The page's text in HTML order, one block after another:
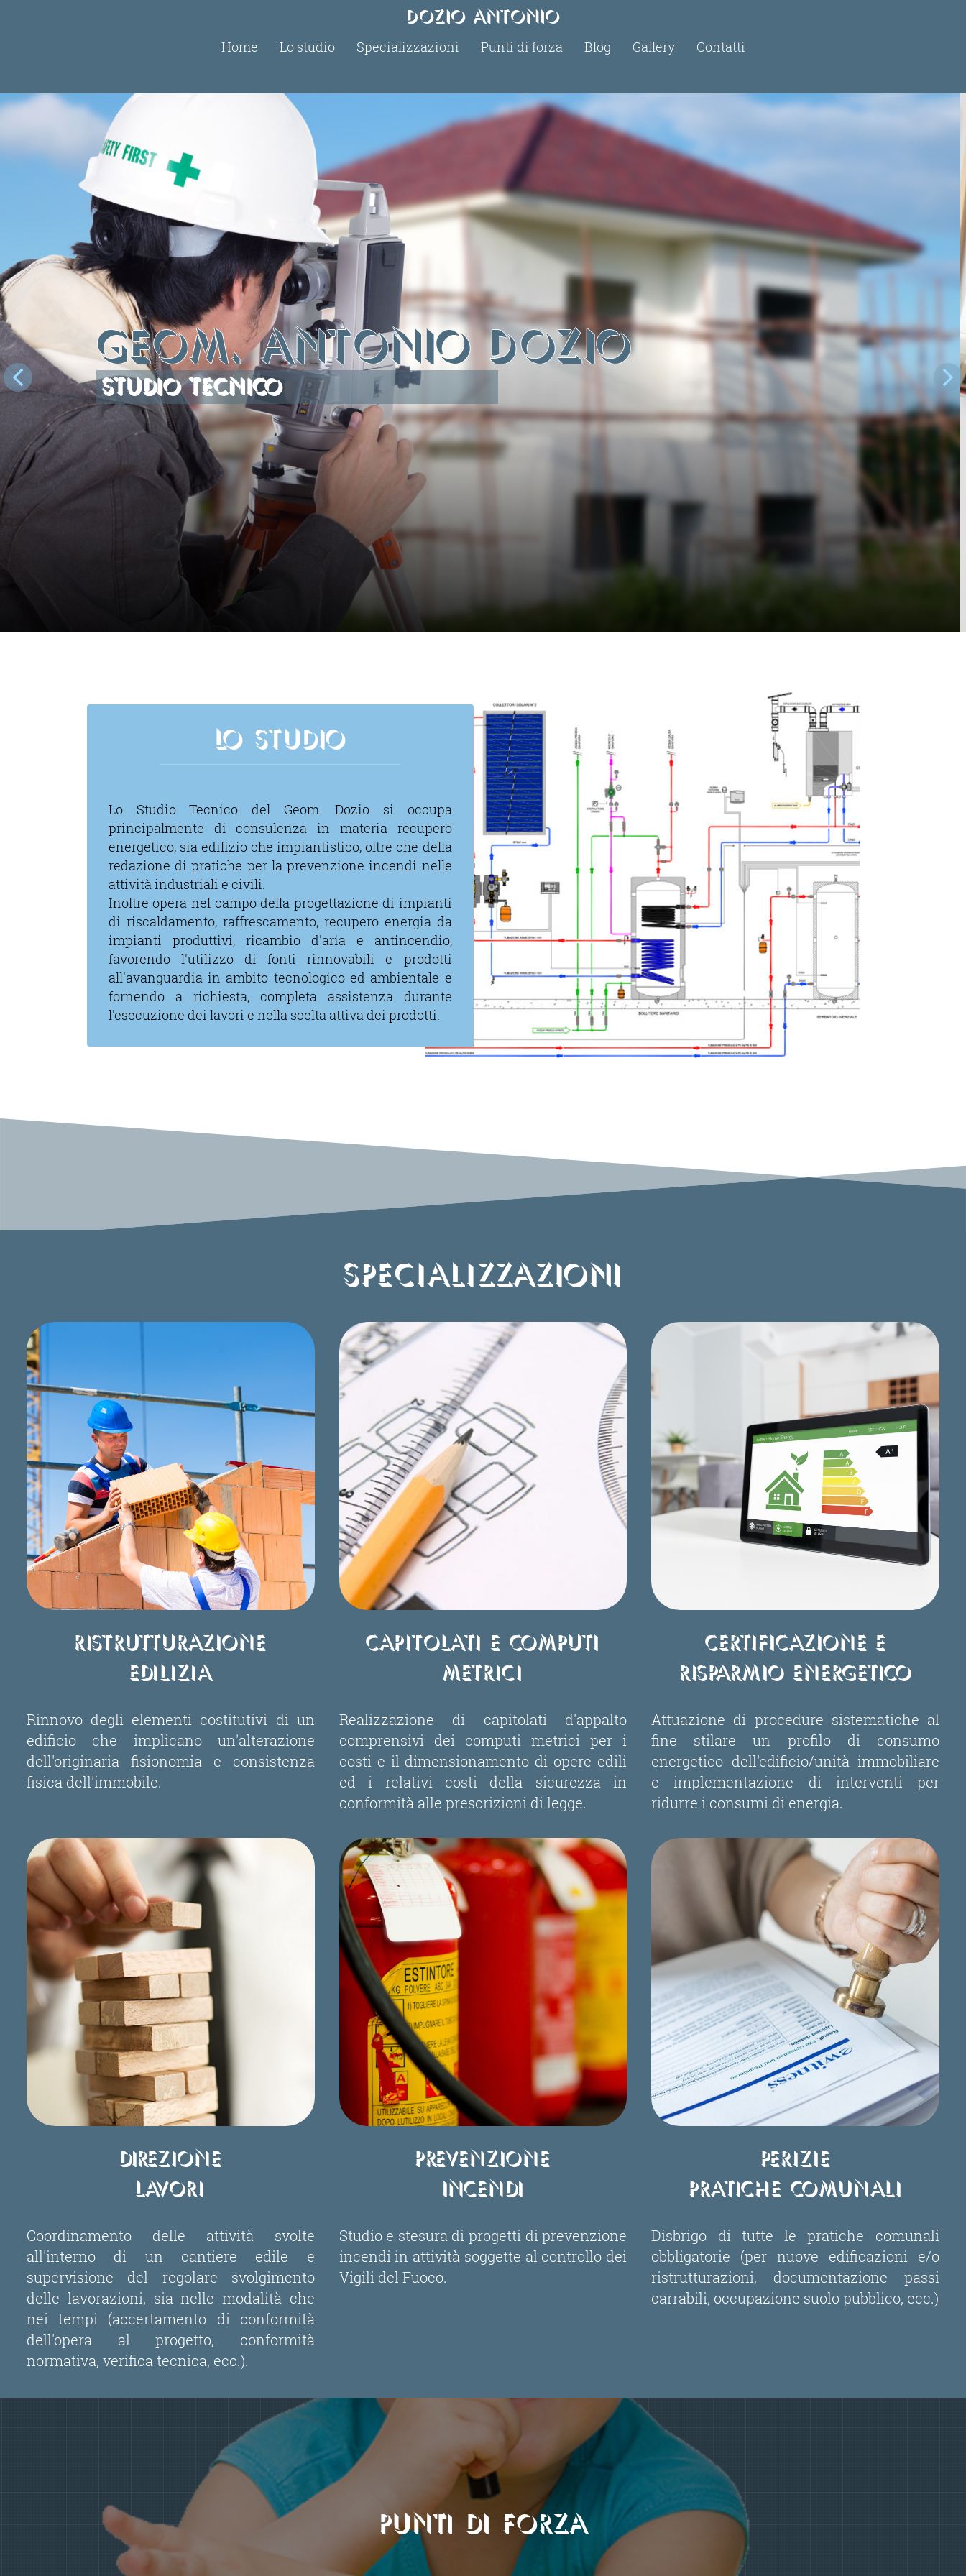
Dozio Antonio
Home Lo studio Specializzazioni Punti di forza Blog Gallery Contatti
GEOM. ANTONIO DOZIO
STUDIO TECNICO
LO STUDIO
Lo Studio Tecnico del Geom. Dozio si occupa
principalmente di consulenza in materia recupero
energetico, sia edilizio che impiantistico, oltre che della
redazione di pratiche per la prevenzione incendi nelle
attività industriali e civili.
Inoltre opera nel campo della progettazione di impianti
di riscaldamento, raffrescamento, recupero energia da
impianti produttivi, ricambio d′aria e antincendio,
favorendo l′utilizzo di fonti rinnovabili e prodotti
all′avanguardia in ambito tecnologico ed ambientale e
fornendo a richiesta, completa assistenza durante
l′esecuzione dei lavori e nella scelta attiva dei prodotti.
Specializzazioni
Ristrutturazione
Edilizia
Rinnovo degli elementi costitutivi di un
edificio che implicano un'alterazione
dell'originaria fisionomia e consistenza
fisica dell'immobile.
Capitolati e Computi
Metrici
Realizzazione di capitolati d'appalto
comprensivi dei computi metrici per i
costi e il dimensionamento di opere edili
ed i relativi costi della sicurezza in
conformità alle prescrizioni di legge.
Certificazione e
Risparmio Energetico
Attuazione di procedure sistematiche al
fine stilare un profilo di consumo
energetico dell'edificio/unità immobiliare
e implementazione di interventi per
ridurre i consumi di energia.
Direzione
Lavori
Coordinamento delle attività svolte
all'interno di un cantiere edile e
supervisione del regolare svolgimento
delle lavorazioni, sia nelle modalità che
nei tempi (accertamento di conformità
dell'opera al progetto, conformità
normativa, verifica tecnica, ecc.).
Prevenzione
Incendi
Studio e stesura di progetti di prevenzione
incendi in attività soggette al controllo dei
Vigili del Fuoco.
Perizie
Pratiche Comunali
Disbrigo di tutte le pratiche comunali
obbligatorie (per nuove edificazioni e/o
ristrutturazioni, documentazione passi
carrabili, occupazione suolo pubblico, ecc.)
PUNTI DI FORZA